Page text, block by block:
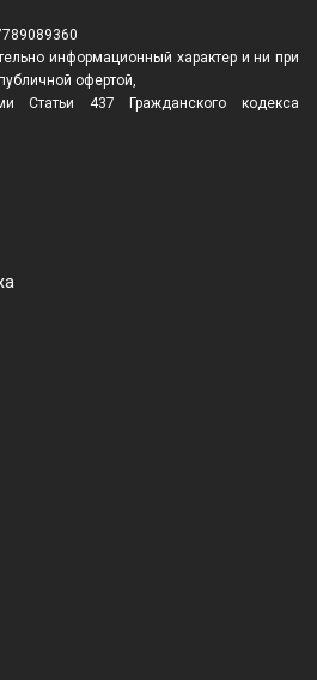
информационный характер и ни при
офертой,
Статьи 437 Гражданского кодекса